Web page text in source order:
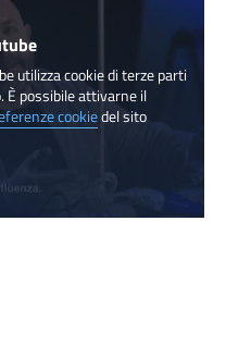
utilizza cookie di terze parti
È possibile attivarne il
cookiedel sito